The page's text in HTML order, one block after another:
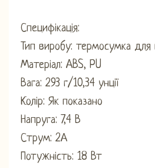
Специфікація:
Тип виробу: термосумка для
Матеріал: ABS, PU
Вага: 293 г/10,34 унції
Колір: Як показано
Напруга: 7,4 В
Струм: 2А
Потужність: 18 Вт